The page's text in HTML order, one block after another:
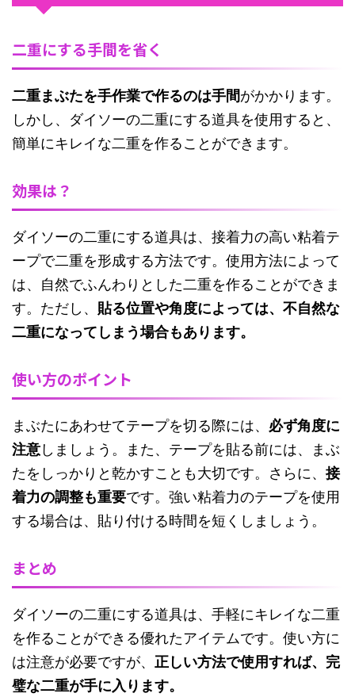
二重にする手間を省く
二重まぶたを手作業で作るのは手間がかかります。
しかし、ダイソーの二重にする道具を使用すると、
簡単にキレイな二重を作ることができます。
効果は？
ダイソーの二重にする道具は、接着力の高い粘着テ
ープで二重を形成する方法です。使用方法によって
は、自然でふんわりとした二重を作ることができま
す。ただし、 貼る位置や角度によっては、不自然な
二重になってしまう場合もあります。
使い方のポイント
まぶたにあわせてテープを切る際には、 必ず角度に
注意しましょう。また、テープを貼る前には、まぶ
たをしっかりと乾かすことも大切です。さらに、 接
着力の調整も重要です。強い粘着力のテープを使用
する場合は、貼り付ける時間を短くしましょう。
まとめ
ダイソーの二重にする道具は、手軽にキレイな二重
を作ることができる優れたアイテムです。使い方に
は注意が必要ですが、 正しい方法で使用すれば、完
璧な二重が手に入ります。